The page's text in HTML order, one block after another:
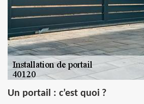
Un portail : c’est quoi ?